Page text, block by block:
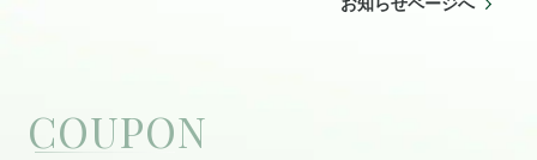
COUPON